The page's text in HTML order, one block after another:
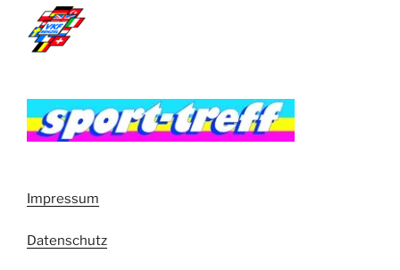
Impressum
Datenschutz